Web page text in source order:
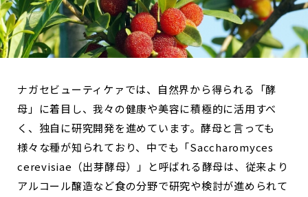
ナガセビューティケァでは、自然界から得られる「酵
母」に着目し、我々の健康や美容に積極的に活用すべ
く、 独自に研究開発を進めています。酵母と言っても
様々な種が知られており、中でも「Saccharomyces
cerevisiae（出芽酵母）」と呼ばれる酵母は、従来より
アルコール醸造など食の分野で研究や検討が進められて